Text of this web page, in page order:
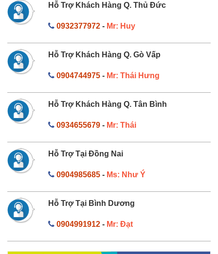
Hỗ Trợ Khách Hàng Q. Thủ Đức
0932377972- Mr: Huy
Hỗ Trợ Khách Hàng Q. Gò Vấp
0904744975- Mr: Thái Hưng
Hỗ Trợ Khách Hàng Q. Tân Bình
0934655679- Mr: Thái
Hỗ Trợ Tại Đồng Nai
0904985685- Ms: Như Ý
Hỗ Trợ Tại Bình Dương
0904991912- Mr: Đạt